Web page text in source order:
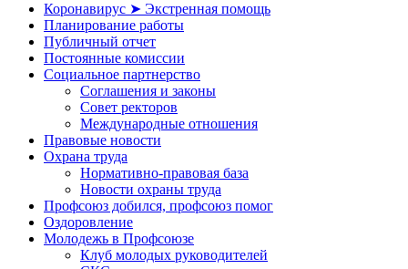
Коронавирус ➤ Экстренная помощь
Планирование работы
Публичный отчет
Постоянные комиссии
Социальное партнерство
Соглашения и законы
Совет ректоров
Международные отношения
Правовые новости
Охрана труда
Нормативно-правовая база
Новости охраны труда
Профсоюз добился, профсоюз помог
Оздоровление
Молодежь в Профсоюзе
Клуб молодых руководителей